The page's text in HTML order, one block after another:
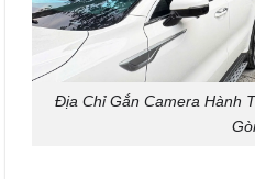
Địa Chỉ Gắn Camera Hành